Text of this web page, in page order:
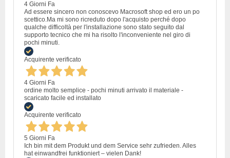
4 Giorni Fa
Ad essere sincero non conoscevo Macrosoft shop ed ero un po
scettico.Ma mi sono ricreduto dopo l'acquisto perché dopo
qualche difficoltà per l'installazione sono stato seguito dal
supporto tecnico che mi ha risolto l'inconveniente nel giro di
pochi minuti.
Acquirente verificato
4 Giorni Fa
ordine molto semplice - pochi minuti arrivato il materiale -
scaricato facile ed installato
Acquirente verificato
5 Giorni Fa
Ich bin mit dem Produkt und dem Service sehr zufrieden. Alles
hat einwandfrei funktioniert – vielen Dank!